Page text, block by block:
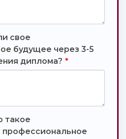
свое
будущее через 3-5
диплома? *
такое